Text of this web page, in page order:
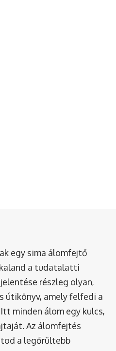
egy sima álomfejtő
a tudatalatti
részleg olyan,
útikönyv, amely felfedi a
minden álom egy kulcs,
Az álomfejtés
a legőrültebb